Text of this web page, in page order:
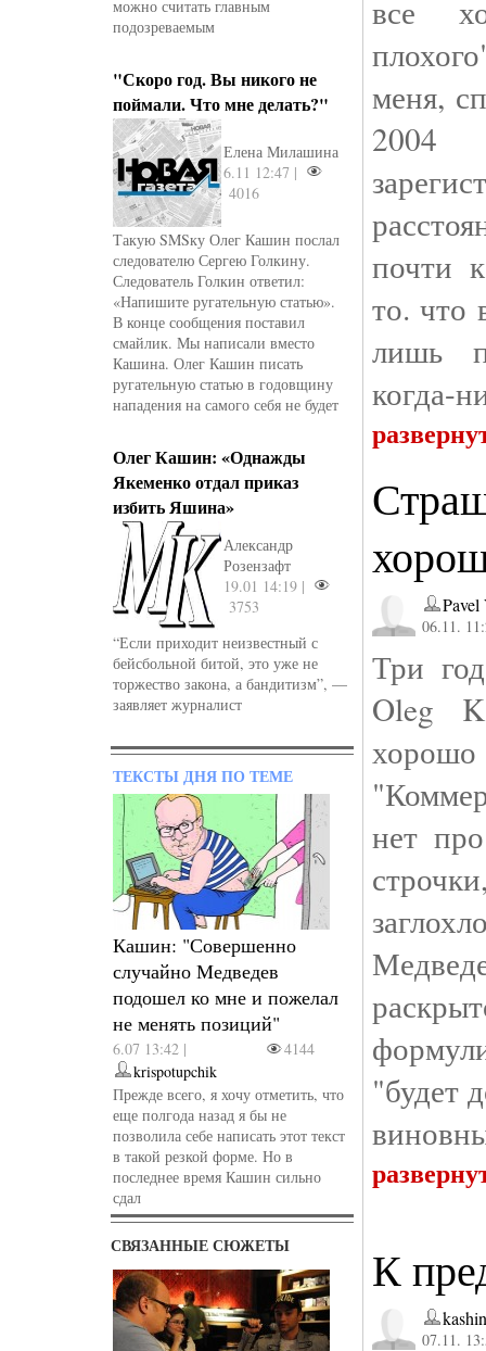
можно считать главным
подозреваемым
"Скоро год. Вы никого не
поймали. Что мне делать?"
Елена Милашина
6.11 12:47 |
4016
Такую SMSку Олег Кашин послал
следователю Сергею Голкину.
Следователь Голкин ответил:
«Напишите ругательную статью».
В конце сообщения поставил
смайлик. Мы написали вместо
Кашина. Олег Кашин писать
ругательную статью в годовщину
нападения на самого себя не будет
Олег Кашин: «Однажды
Якеменко отдал приказ
избить Яшина»
Александр
Розензафт
19.01 14:19 |
3753
“Если приходит неизвестный с
бейсбольной битой, это уже не
торжество закона, а бандитизм”, —
заявляет журналист
ТЕКСТЫ ДНЯ ПО ТЕМЕ
Кашин: "Совершенно
случайно Медведев
подошел ко мне и пожелал
не менять позиций"
6.07 13:42 |
4144
krispotupchik
Прежде всего, я хочу отметить, что
еще полгода назад я бы не
позволила себе написать этот текст
в такой резкой форме. Но в
последнее время Кашин сильно
сдал
СВЯЗАННЫЕ СЮЖЕТЫ
все
меня,
почти
то. что
лишь
когда-
06.11.
Три
Oleg
нет
"будет
К
kashin
07.11.